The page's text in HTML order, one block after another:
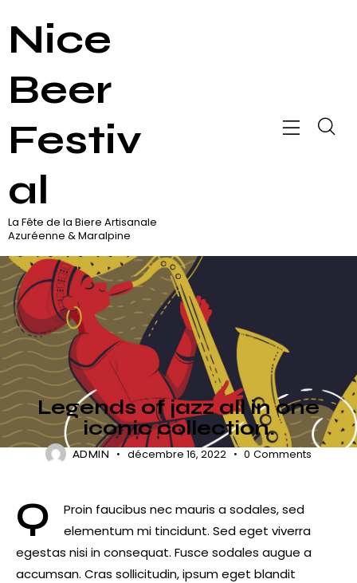
Nice
Beer
Festiv
al
La Fête de la Biere Artisanale
Azuréenne & Maralpine
JAZZ & BLUES
Legends of jazz all in one
iconic collection.
ADMIN décembre 16, 2022 0 Comments
Q
Proin faucibus nec mauris a sodales, sed
elementum mi tincidunt. Sed eget viverra
egestas nisi in consequat. Fusce sodales augue a
accumsan. Cras sollicitudin, ipsum eget blandit